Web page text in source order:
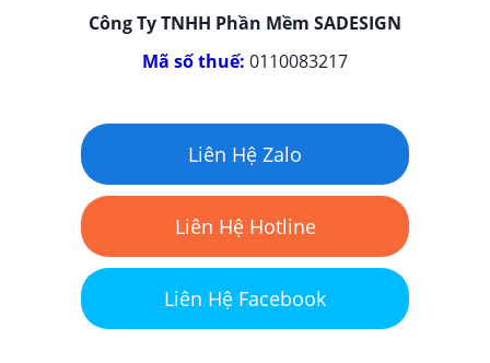
Công Ty TNHH Phần Mềm SADESIGN
Mã số thuế: 0110083217
Liên Hệ Zalo
Liên Hệ Hotline
Liên Hệ Facebook